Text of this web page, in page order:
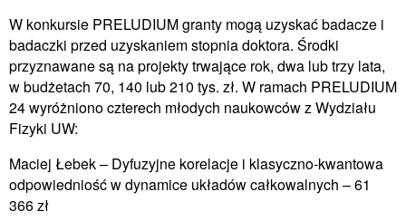
W konkursie PRELUDIUM granty mogą uzyskać badacze i
badaczki przed uzyskaniem stopnia doktora. Środki
przyznawane są na projekty trwające rok, dwa lub trzy lata,
w budżetach 70, 140 lub 210 tys. zł. W ramach PRELUDIUM
24 wyróżniono czterech młodych naukowców z Wydziału
Fizyki UW:
Maciej Łebek – Dyfuzyjne korelacje i klasyczno-kwantowa
odpowiedniość w dynamice układów całkowalnych – 61
366 zł